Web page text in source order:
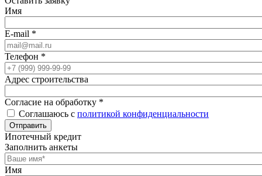
Имя
E-mail *
Телефон *
Адрес строительства
Согласие на обработку *
Соглашаюсь с политикой конфиденциальности
Отправить
Ипотечный кредит
Заполнить анкеты
Имя